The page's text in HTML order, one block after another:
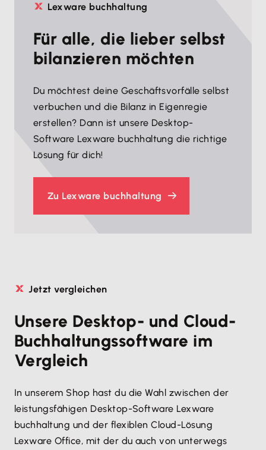
Lexware buchhaltung
Für alle, die lieber selbst
bilanzieren möchten
Du möchtest deine Geschäftsvorfälle selbst
verbuchen und die Bilanz in Eigenregie
erstellen? Dann ist unsere Desktop-
Software Lexware buchhaltung die richtige
Lösung für dich!
Zu Lexware buchhaltung
Jetzt vergleichen
Unsere Desktop- und Cloud-
Buchhaltungssoftware im
Vergleich
In unserem Shop hast du die Wahl zwischen der
leistungsfähigen Desktop-Software Lexware
buchhaltung und der flexiblen Cloud-Lösung
Lexware Office, mit der du auch von unterwegs